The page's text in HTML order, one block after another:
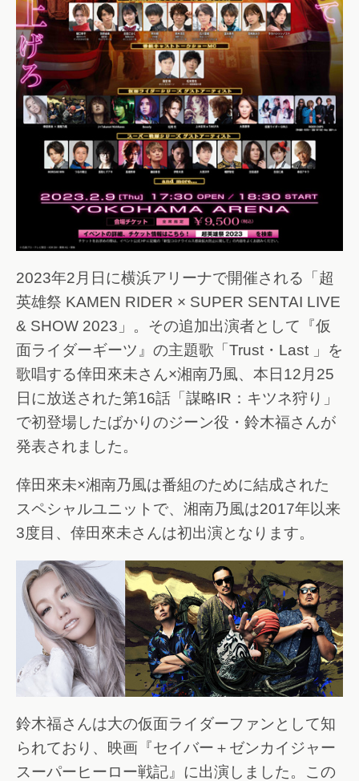
2023年2月日に横浜アリーナで開催される「超
英雄祭 KAMEN RIDER × SUPER SENTAI LIVE
& SHOW 2023」。その追加出演者として『仮
面ライダーギーツ』の主題歌「Trust・Last 」を
歌唱する倖田來未さん×湘南乃風、本日12月25
日に放送された第16話「謀略IR：キツネ狩り」
で初登場したばかりのジーン役・鈴木福さんが
発表されました。
倖田來未×湘南乃風は番組のために結成された
スペシャルユニットで、湘南乃風は2017年以来
3度目、倖田來未さんは初出演となります。
鈴木福さんは大の仮面ライダーファンとして知
られており、映画『セイバー＋ゼンカイジャー
スーパーヒーロー戦記』に出演しました。この